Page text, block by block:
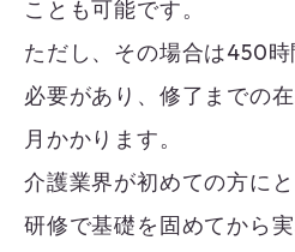
ことも可能です。
ただし、その場合は450
必要があり、修了までの
月かかります。
介護業界が初めての方に
研修で基礎を固めてから